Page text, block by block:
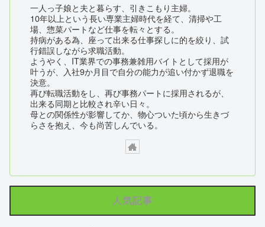
一人っ子娘と夫と暮らす、引きこもり主婦。
10年以上という長い専業主婦時代を経て、清掃や工
場、惣菜パートなど仕事を転々とする。
持病がある為、座って出来る仕事探しに的を絞り、試
行錯誤しながら求職活動。
ようやく、IT業界での事務兼雑用バイトとして採用が
叶うが、入社9か月目で自分の能力が追い付かず退職を
決意。
再び転職活動をし、再び事務パートに採用されるが、
出来る同期と比較され辛い日々。
母との関係性が影響してか、物心ついた頃から生きづ
らさを抱え、今も尚苦しんでいる。
人気記事